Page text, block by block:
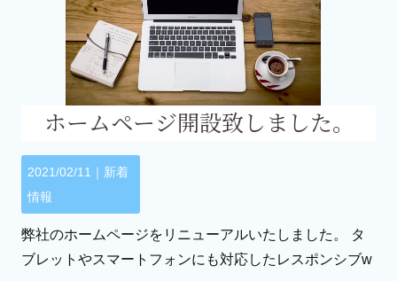
ホームページ開設致しました。
2021/02/11｜ 新着
情報
弊社のホームページをリニューアルいたしました。 タ
ブレットやスマートフォンにも対応したレスポンシブw